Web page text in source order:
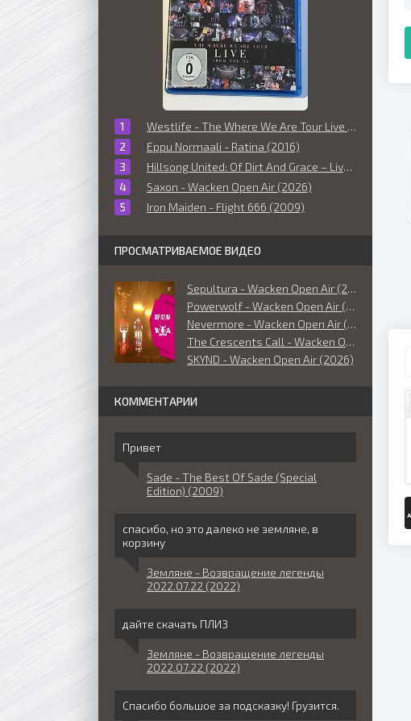
Westlife - The Where We Are Tour Live From The O2 (2010)
Eppu Normaali - Ratina (2016)
Hillsong United: Of Dirt And Grace – Live From The Land (2016)
Saxon - Wacken Open Air (2026)
Iron Maiden - Flight 666 (2009)
ПРОСМАТРИВАЕМОЕ ВИДЕО
Sepultura - Wacken Open Air (2026)
Powerwolf - Wacken Open Air (2026)
Nevermore - Wacken Open Air (2026)
The Crescents Call - Wacken Open Air (2026)
SKYND - Wacken Open Air (2026)
КОММЕНТАРИИ
Привет
Sade - The Best Of Sade (Special
Edition) (2009)
спасибо, но это далеко не земляне, в
корзину
Земляне - Возвращение легенды
2022.07.22 (2022)
дайте скачать ПЛИЗ
Земляне - Возвращение легенды
2022.07.22 (2022)
Спасибо большое за подсказку! Грузится.